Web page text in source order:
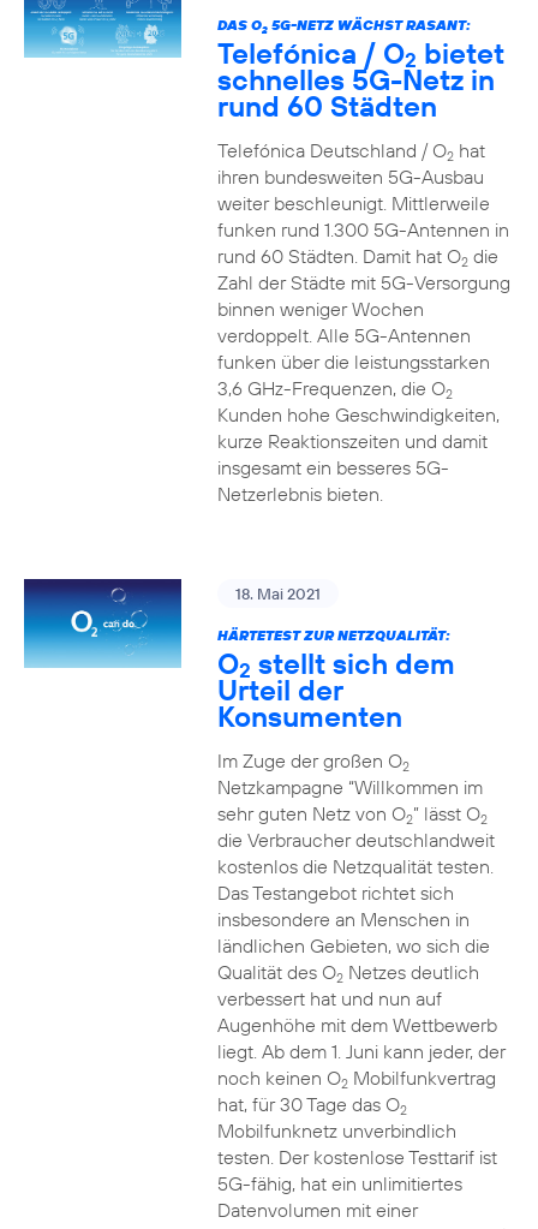
DAS O25G-NETZ WÄCHST RASANT:
Telefónica / O2 bietet
schnelles 5G-Netz in
rund 60 Städten
Telefónica Deutschland / O2hat
ihren bundesweiten 5G-Ausbau
weiter beschleunigt. Mittlerweile
funken rund 1.300 5G-Antennen in
rund 60 Städten. Damit hat O2die
Zahl der Städte mit 5G-Versorgung
binnen weniger Wochen
verdoppelt. Alle 5G-Antennen
funken über die leistungsstarken
3,6 GHz-Frequenzen, die O2
Kunden hohe Geschwindigkeiten,
kurze Reaktionszeiten und damit
insgesamt ein besseres 5G-
Netzerlebnis bieten.
18. Mai 2021
HÄRTETEST ZUR NETZQUALITÄT:
O2 stellt sich dem
Urteil der
Konsumenten
Im Zuge der großen O2
Netzkampagne “Willkommen im
sehr guten Netz von O2” lässt O2
die Verbraucher deutschlandweit
kostenlos die Netzqualität testen.
Das Testangebot richtet sich
insbesondere an Menschen in
ländlichen Gebieten, wo sich die
Qualität des O2Netzes deutlich
verbessert hat und nun auf
Augenhöhe mit dem Wettbewerb
liegt. Ab dem 1. Juni kann jeder, der
noch keinen O2Mobilfunkvertrag
hat, für 30 Tage das O2
Mobilfunknetz unverbindlich
testen. Der kostenlose Testtarif ist
5G-fähig, hat ein unlimitiertes
Datenvolumen mit einer